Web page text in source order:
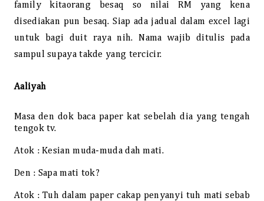
family kitaorang besaq so nilai RM yang kena
disediakan pun besaq. Siap ada jadual dalam excel lagi
untuk bagi duit raya nih. Nama wajib ditulis pada
sampul supaya takde yang tercicir.
Aaliyah
Masa den dok baca paper kat sebelah dia yang tengah
tengok tv.
Atok : Kesian muda-muda dah mati.
Den : Sapa mati tok?
Atok : Tuh dalam paper cakap penyanyi tuh mati sebab